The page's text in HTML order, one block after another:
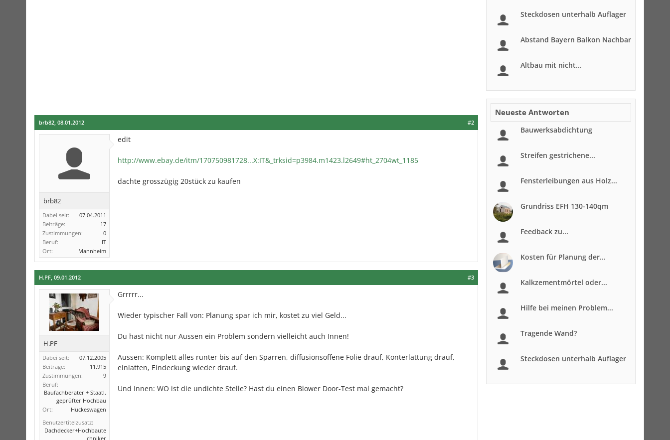
#2
brb82, 08.01.2012
brb82
Dabei seit:
07.04.2011
Beiträge:
17
Zustimmungen:
0
Beruf:
IT
Ort:
Mannheim
edit
http://www.ebay.de/itm/170750981728...X:IT&_trksid=p3984.m1423.l2649#ht_2704wt_1185
dachte grosszügig 20stück zu kaufen
#3
H.PF, 09.01.2012
H.PF
Dabei seit:
07.12.2005
Beiträge:
11.915
Zustimmungen:
9
Beruf:
Baufachberater + Staatl.
geprüfter Hochbau
Ort:
Hückeswagen
Benutzertitelzusatz:
Dachdecker+Hochbaute
chniker
Grrrrr...
Wieder typischer Fall von: Planung spar ich mir, kostet zu viel Geld...
Du hast nicht nur Aussen ein Problem sondern vielleicht auch Innen!
Aussen: Komplett alles runter bis auf den Sparren, diffusionsoffene Folie drauf, Konterlattung drauf,
einlatten, Eindeckung wieder drauf.
Und Innen: WO ist die undichte Stelle? Hast du einen Blower Door-Test mal gemacht?
Steckdosen unterhalb Auflager
Abstand Bayern Balkon Nachbar
Altbau mit nicht...
Neueste Antworten
Bauwerksabdichtung
Streifen gestrichene...
Fensterleibungen aus Holz...
Grundriss EFH 130-140qm
Feedback zu...
Kosten für Planung der...
Kalkzementmörtel oder...
Hilfe bei meinen Problem...
Tragende Wand?
Steckdosen unterhalb Auflager